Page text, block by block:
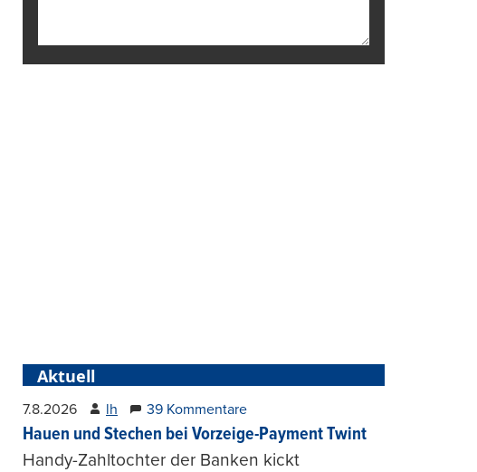
Aktuell
7.8.2026 lh 39 Kommentare
Hauen und Stechen bei Vorzeige-Payment Twint
Handy-Zahltochter der Banken kickt